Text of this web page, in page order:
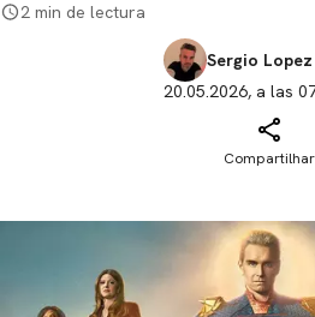
2 min de lectura
Sergio
20.05.2026, a las
Compartilhar